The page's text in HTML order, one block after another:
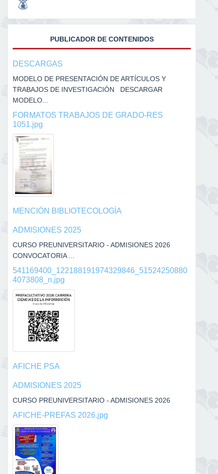
PUBLICADOR DE CONTENIDOS
DESCARGAS
MODELO DE PRESENTACIÓN DE ARTÍCULOS Y
TRABAJOS DE INVESTIGACIÓN DESCARGAR
MODELO...
FORMATOS TRABAJOS DE GRADO-RES
1051.jpg
MENCIÓN BIBLIOTECOLOGÍA
ADMISIONES 2025
CURSO PREUNIVERSITARIO - ADMISIONES 2026
CONVOCATORIA ...
541169400_122188191974329846_51524250880
4073808_n.jpg
AFICHE PSA
ADMISIONES 2025
CURSO PREUNIVERSITARIO - ADMISIONES 2026
AFICHE-PREFAS 2026.jpg